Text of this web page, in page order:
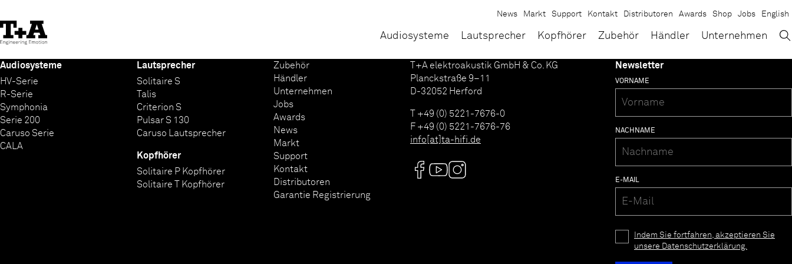
to
Content
Audiosysteme Lautsprecher Kopfhörer Zubehör Händler Unternehmen
News Markt Support Kontakt Distributoren Awards Shop Jobs English
Audiosysteme
HV-Serie
R-Serie
Symphonia
Serie 200
Caruso Serie
CALA
Lautsprecher
Solitaire S
Talis
Criterion S
Pulsar S 130
Caruso Lautsprecher
Kopfhörer
Solitaire P Kopfhörer
Solitaire T Kopfhörer
Zubehör
Händler
Unternehmen
Jobs
Awards
News
Markt
Support
Kontakt
Distributoren
Garantie Registrierung
T+A elektroakustik GmbH & Co. KG
Planckstraße 9–11
D-32052 Herford
T +49 (0) 5221-7676-0
F +49 (0) 5221-7676-76
info[at]ta-hifi.de
Newsletter
VORNAME
NACHNAME
E-MAIL
Indem Sie fortfahren, akzeptieren Sie
unsere Datenschutzerklärung.
→ ×